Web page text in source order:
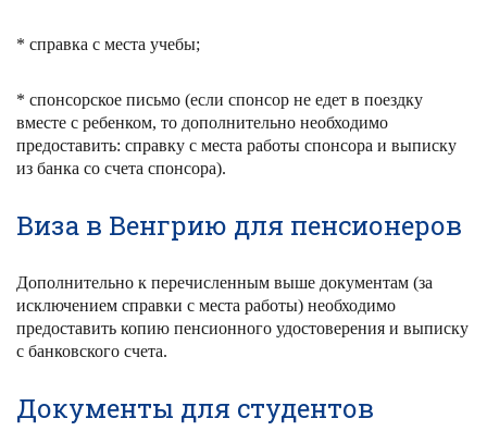
* справка с места учебы;
* спонсорское письмо (если спонсор не едет в поездку
вместе с ребенком, то дополнительно необходимо
предоставить: справку с места работы спонсора и выписку
из банка со счета спонсора).
Виза в Венгрию для пенсионеров
Дополнительно к перечисленным выше документам (за
исключением справки с места работы) необходимо
предоставить копию пенсионного удостоверения и выписку
с банковского счета.
Документы для студентов